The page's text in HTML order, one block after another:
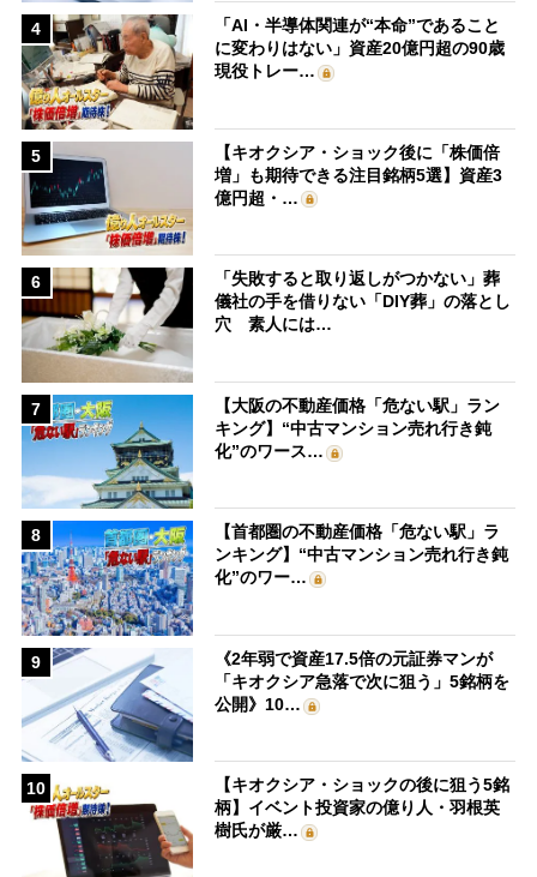
4
「AI・半導体関連が“本命”であること
に変わりはない」資産20億円超の90歳
現役トレー…
5
【キオクシア・ショック後に「株価倍
増」も期待できる注目銘柄5選】資産3
億円超・…
6
「失敗すると取り返しがつかない」葬
儀社の手を借りない「DIY葬」の落とし
穴 素人には…
7
【大阪の不動産価格「危ない駅」ラン
キング】“中古マンション売れ行き鈍
化”のワース…
8
【首都圏の不動産価格「危ない駅」ラ
ンキング】“中古マンション売れ行き鈍
化”のワー…
9
《2年弱で資産17.5倍の元証券マンが
「キオクシア急落で次に狙う」5銘柄を
公開》10…
10
【キオクシア・ショックの後に狙う5銘
柄】イベント投資家の億り人・羽根英
樹氏が厳…